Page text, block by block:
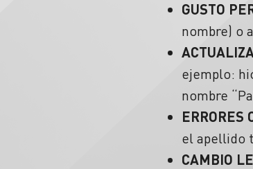
GUSTO
nombre) o
ejemplo:
nombre
ERRORES
el apellido
CAMBIO